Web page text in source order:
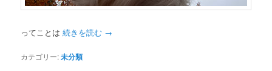
ってことは続きを読む →
カテゴリー:未分類